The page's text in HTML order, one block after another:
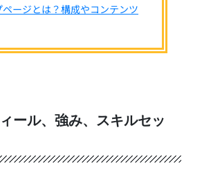
ページとは？構成やコンテンツ
ール、強み、スキルセッ